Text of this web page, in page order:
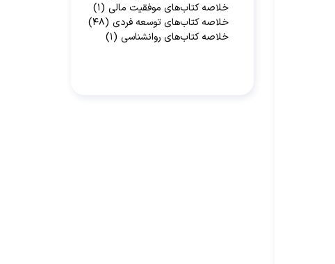
خلاصه کتاب‌‌های موفقیت مالی (۱)
خلاصه کتاب‌های توسعه فردی (۴۸)
خلاصه کتاب‌های روانشناسی (۱)